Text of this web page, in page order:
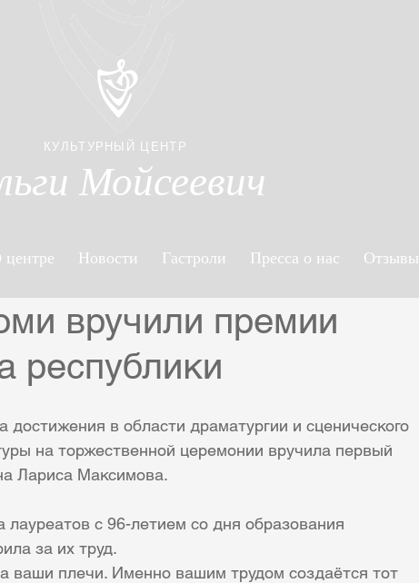
КУЛЬТУРНЫЙ ЦЕНТР
Мойсеевич
центре Новости Гастроли Пресса о нас Отзывы
вручили премии
республики
в области драматургии и сценического
на торжественной церемонии вручила первый
Лариса Максимова.
с 96-летием со дня образования
за их труд.
ваши плечи. Именно вашим трудом создаётся тот